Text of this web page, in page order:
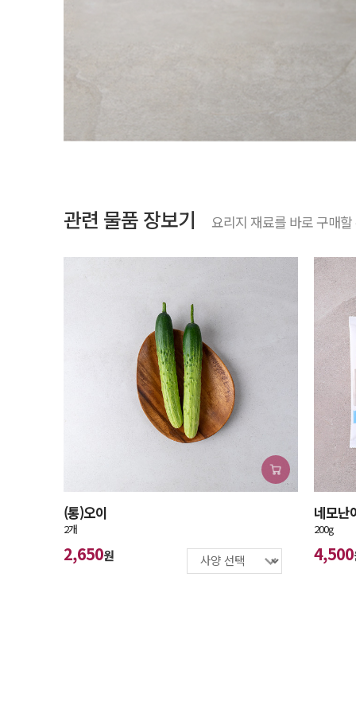
관련 물품 장보기 요리지 재료를 바로 구매
(통)오이
2개
2,650원
네모난
200g
4,500